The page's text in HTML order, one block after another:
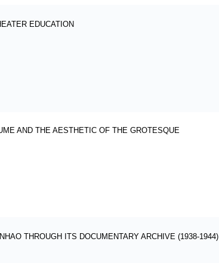
EDUCATION
AND THE AESTHETIC OF THE GROTESQUE
THROUGH ITS DOCUMENTARY ARCHIVE (1938-1944)